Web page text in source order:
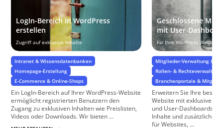
LogIn-Bereich in WordPress
erstellen
Zugriff auf exklusive Inhalte
Intranet & Wissensdatenbanken
Homepage-Erstellung
E-Commerce & Online-Shops
Ein LogIn-Bereich auf Ihrer WordPress-Website
ermöglicht registrierten Benutzern den
Zugang zu exklusiven Inhalten wie Preislisten,
Videos oder Downloads. Wir bieten ...
Geschlossene
mit User-
für Ihre WorPress Website
Mitglieder-Verwaltung &
Rollen- & Rechteverwaltung
Branchenportale &
Erweitern Sie Ihre
Website mit exklusiven
und User-Dashboards,
Inhalte und zusätzliche
für Websites, ...